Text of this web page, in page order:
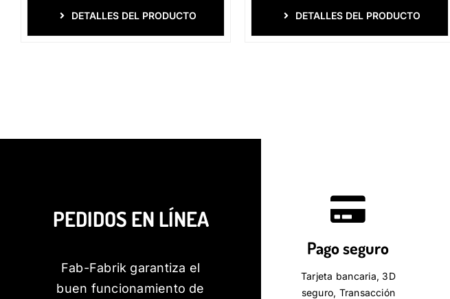
DETALLES DEL PRODUCTO DETALLES DEL PRODUCTO
PEDIDOS EN LÍNEA
Fab-Fabrik garantiza el
buen funcionamiento de
Pago seguro
Tarjeta bancaria, 3D
seguro, Transacción